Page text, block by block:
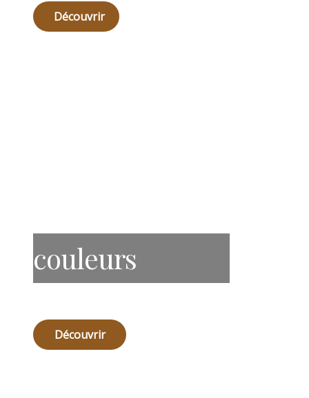
Découvrir
couleurs
Découvrir